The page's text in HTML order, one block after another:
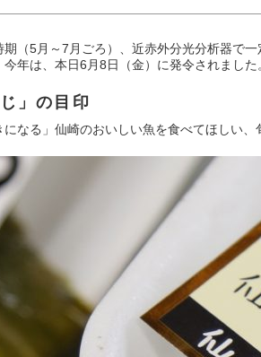
期（5月～7月ごろ）、近赤外分光分析器で
年は、本日6月8日（金）に発令されまし
」の目印
になる」仙崎のおいしい魚を食べてほしい